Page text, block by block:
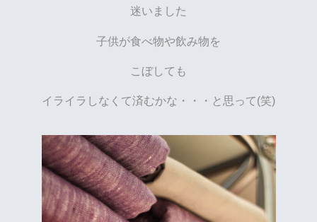
迷いました
子供が食べ物や飲み物を
こぼしても
イライラしなくて済むかな・・・と思って(笑)